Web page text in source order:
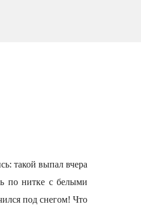
такой выпал вчера
по нитке с белыми
под снегом! Что